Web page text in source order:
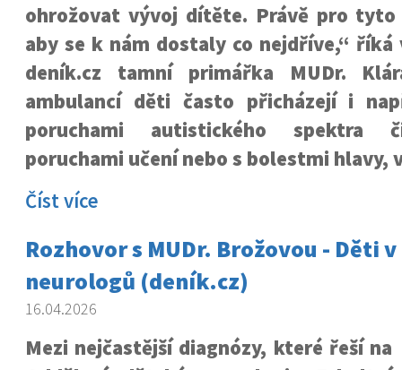
ohrožovat vývoj dítěte. Právě pro tyto
aby se k nám dostaly co nejdříve,“
deník.cz tamní primářka MUDr.
ambulancí děti často přicházejí i
poruchami autistického spektra
poruchami učení nebo s bolestmi hlavy,
Číst více
Rozhovor s MUDr. Brožovou - Děti
neurologů (deník.cz)
16.04.2026
Mezi nejčastější diagnózy, které řeší na